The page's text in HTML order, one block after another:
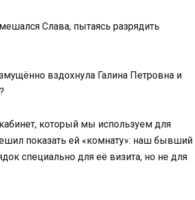
Слава, пытаясь разрядить
вздохнула Галина Петровна и
кабинет, который мы используем для
показать ей «комнату»: наш бывший
специально для её визита, но не для